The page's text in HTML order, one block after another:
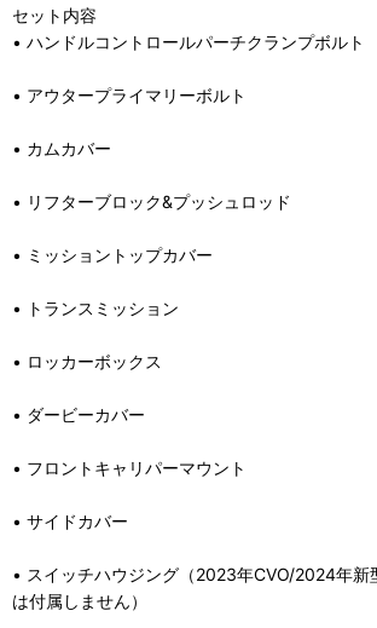
セット内容
• ハンドルコントロールパーチクランプボルト
• アウタープライマリーボルト
• カムカバー
• リフターブロック&プッシュロッド
• ミッショントップカバー
• トランスミッション
• ロッカーボックス
• ダービーカバー
• フロントキャリパーマウント
• サイドカバー
• スイッチハウジング（2023年CVO/2024年新
は付属しません）